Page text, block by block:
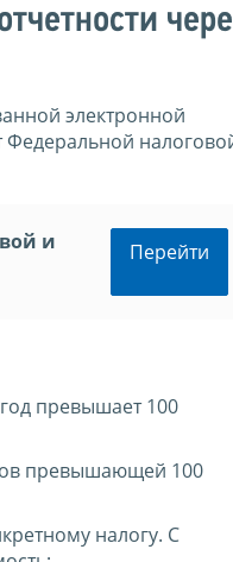
электронной
Федеральной
Перейти
и
превышает 100
превышающей 100
налогу. С